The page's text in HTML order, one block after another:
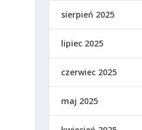
sierpień 2025
lipiec 2025
czerwiec 2025
maj 2025